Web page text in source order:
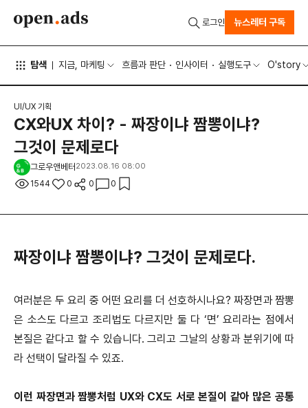
탐색 지금, 마케팅 흐름과 판단 인사이터 실행도구 O'story
로그인 뉴스레터 구독
UI/UX 기획
CX와UX 차이? - 짜장이냐 짬뽕이냐?
그것이 문제로다
그로우앤베터 2023.08.16 08:00
1544 0 0 0
짜장이냐 짬뽕이냐? 그것이 문제로다.
여러분은 두 요리 중 어떤 요리를 더 선호하시나요? 짜장면과 짬뽕
은 소스도 다르고 조리법도 다르지만 둘 다 ‘면’ 요리라는 점에서
본질은 같다고 할 수 있습니다. 그리고 그날의 상황과 분위기에 따
라 선택이 달라질 수 있죠.
이런 짜장면과 짬뽕처럼 UX와 CX도 서로 본질이 같아 많은 공통